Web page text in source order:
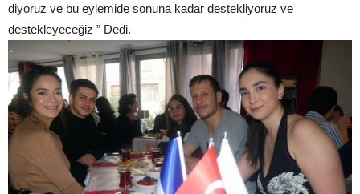
diyoruz ve bu eylemide sonuna kadar destekliyoruz ve
destekleyeceğiz ” Dedi.